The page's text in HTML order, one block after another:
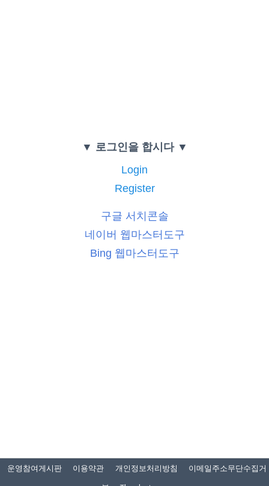
▼ 로그인을 합시다 ▼
Login
Register
구글 서치콘솔
네이버 웹마스터도구
Bing 웹마스터도구
운영참여게시판 이용약관 개인정보처리방침
이메일주소무단수집거